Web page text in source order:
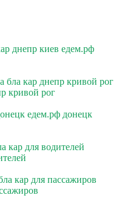
днепр киев едем.рф
бла кар днепр кривой рог
кривой рог
едем.рф донецк
кар для водителей
кар для пассажиров